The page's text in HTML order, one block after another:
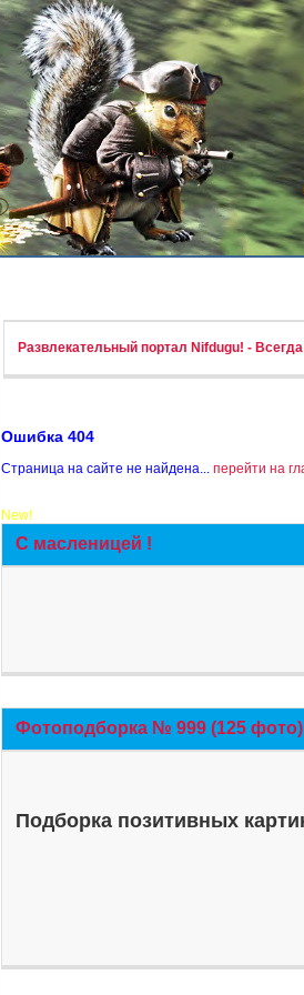
Развлекательный портал Nifdugu! -
Ошибка 404
Страница на сайте не найдена... перейти на
New!
С масленицей !
Фотоподборка № 999 (125 фото)
Подборка позитивных